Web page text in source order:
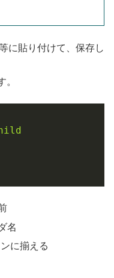
に貼り付けて、保存し
。
名
に揃える